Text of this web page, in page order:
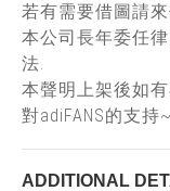
若有需要借圖請
本公司長年委任
法.
本聲明上架後如
對adiFANS的支持
ADDITIONAL